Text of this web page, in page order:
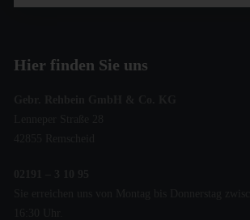
Hier finden Sie uns